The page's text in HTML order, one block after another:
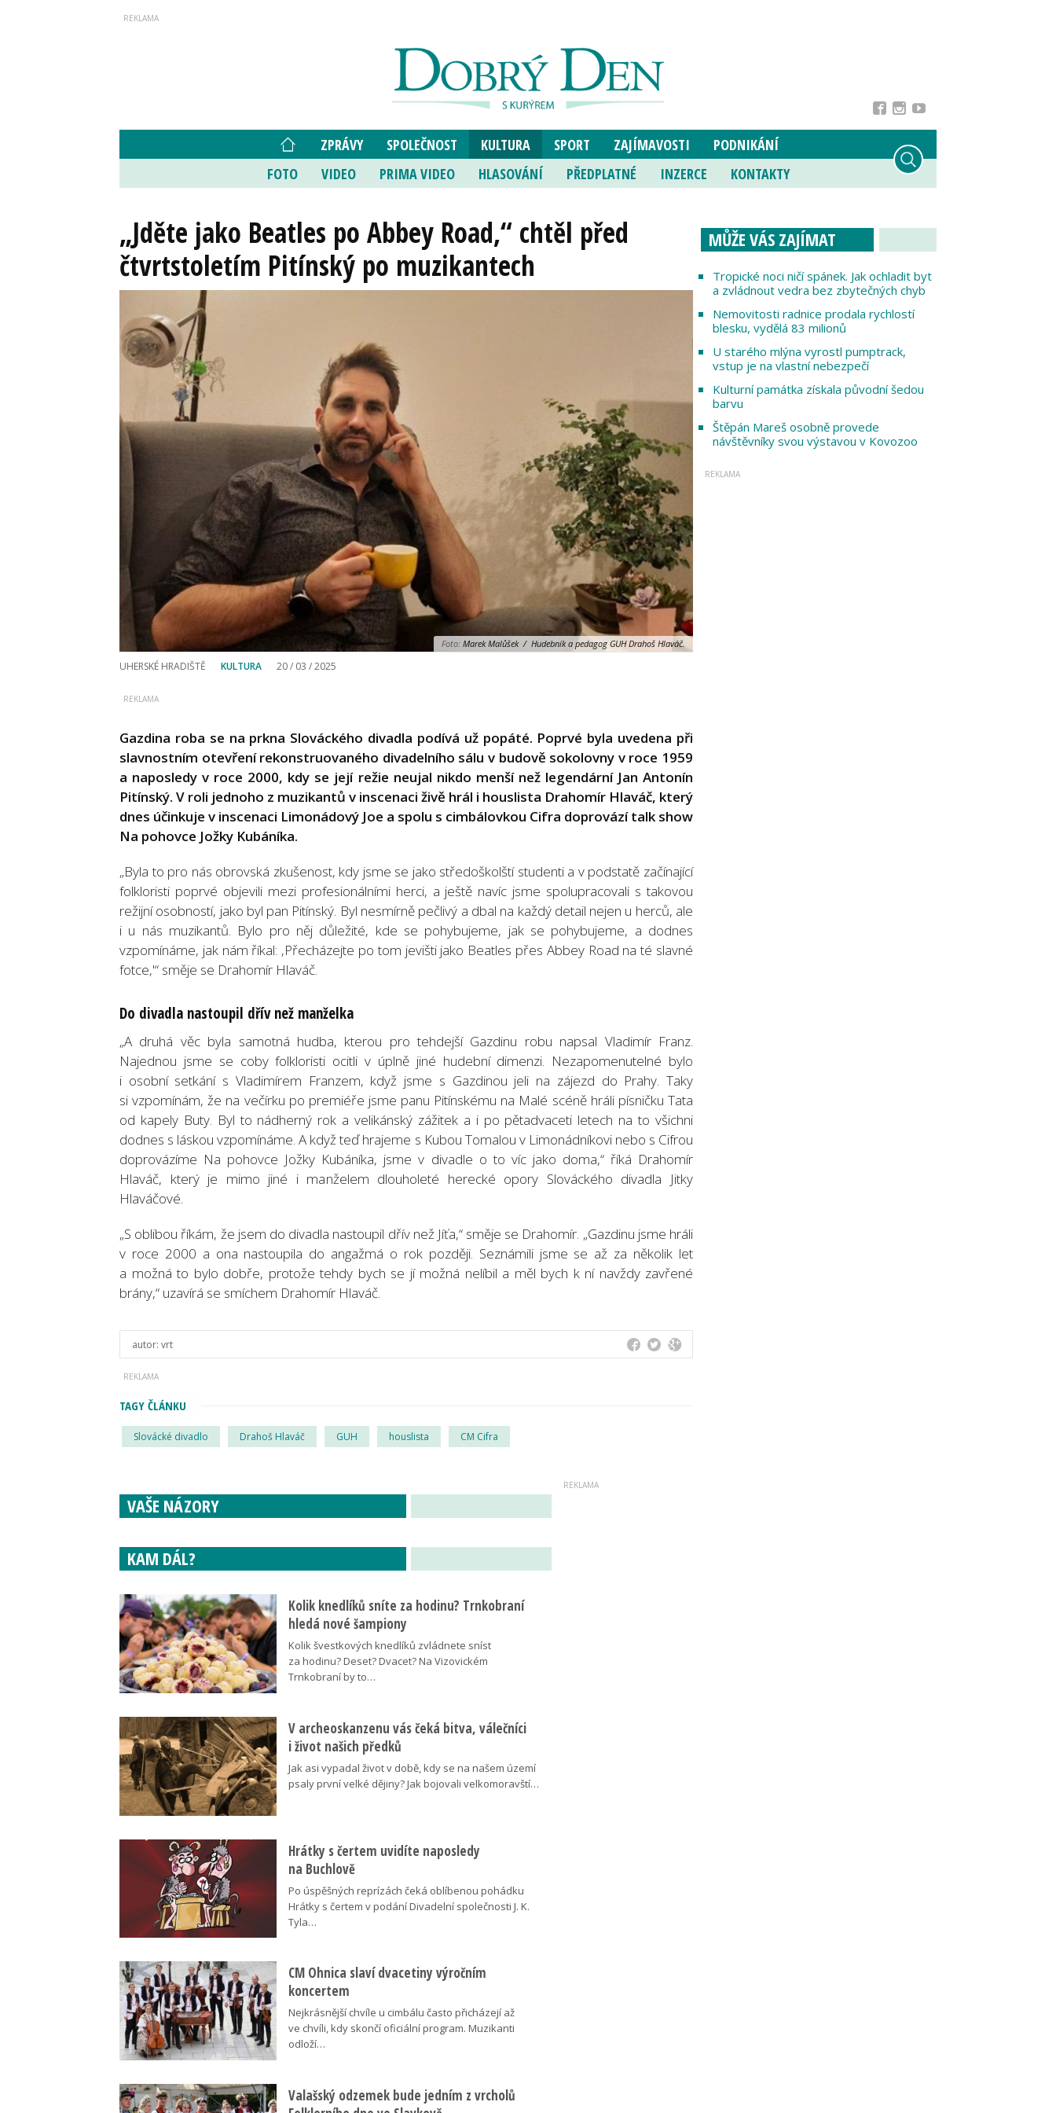
ZPRÁVY SPOLEČNOST KULTURA SPORT ZAJÍMAVOSTI
PODNIKÁNÍ
FOTO
VIDEO PRIMA VIDEO HLASOVÁNÍ PŘEDPLATNÉ INZERCE KONTAKTY
„Jděte jako Beatles po Abbey Road,“ chtěl před
čtvrtstoletím Pitínský po muzikantech
Foto: Marek Malůšek / Hudebník a pedagog GUH Drahoš Hlaváč.
UHERSKÉ HRADIŠTĚ KULTURA 20 / 03 / 2025
Gazdina roba se na prkna Slováckého divadla podívá už popáté. Poprvé byla uvedena při
slavnostním otevření rekonstruovaného divadelního sálu v budově sokolovny v roce 1959
a naposledy v roce 2000, kdy se její režie neujal nikdo menší než legendární Jan Antonín
Pitínský. V roli jednoho z muzikantů v inscenaci živě hrál i houslista Drahomír Hlaváč, který
dnes účinkuje v inscenaci Limonádový Joe a spolu s cimbálovkou Cifra doprovází talk show
Na pohovce Jožky Kubáníka.
„Byla to pro nás obrovská zkušenost, kdy jsme se jako středoškolští studenti a v podstatě začínající
folkloristi poprvé objevili mezi profesionálními herci, a ještě navíc jsme spolupracovali s takovou
režijní osobností, jako byl pan Pitínský. Byl nesmírně pečlivý a dbal na každý detail nejen u herců, ale
i u nás muzikantů. Bylo pro něj důležité, kde se pohybujeme, jak se pohybujeme, a dodnes
vzpomínáme, jak nám říkal: ‚Přecházejte po tom jevišti jako Beatles přes Abbey Road na té slavné
fotce,'“ směje se Drahomír Hlaváč.
Do divadla nastoupil dřív než manželka
„A druhá věc byla samotná hudba, kterou pro tehdejší Gazdinu robu napsal Vladimír Franz.
Najednou jsme se coby folkloristi ocitli v úplně jiné hudební dimenzi. Nezapomenutelné bylo
i osobní setkání s Vladimírem Franzem, když jsme s Gazdinou jeli na zájezd do Prahy. Taky
si vzpomínám, že na večírku po premiéře jsme panu Pitínskému na Malé scéně hráli písničku Tata
od kapely Buty. Byl to nádherný rok a velikánský zážitek a i po pětadvaceti letech na to všichni
dodnes s láskou vzpomínáme. A když teď hrajeme s Kubou Tomalou v Limonádníkovi nebo s Cifrou
doprovázíme Na pohovce Jožky Kubáníka, jsme v divadle o to víc jako doma,“ říká Drahomír
Hlaváč, který je mimo jiné i manželem dlouholeté herecké opory Slováckého divadla Jitky
Hlaváčové.
„S oblibou říkám, že jsem do divadla nastoupil dřív než Jíťa,“ směje se Drahomír. „Gazdinu jsme hráli
v roce 2000 a ona nastoupila do angažmá o rok později. Seznámili jsme se až za několik let
a možná to bylo dobře, protože tehdy bych se jí možná nelíbil a měl bych k ní navždy zavřené
brány,“ uzavírá se smíchem Drahomír Hlaváč.
autor: vrt
TAGY ČLÁNKU
Slovácké divadlo Drahoš Hlaváč GUH houslista CM Cifra
MŮŽE VÁS ZAJÍMAT
Tropické noci ničí spánek. Jak ochladit byt
a zvládnout vedra bez zbytečných chyb
Nemovitosti radnice prodala rychlostí
blesku, vydělá 83 milionů
U starého mlýna vyrostl pumptrack,
vstup je na vlastní nebezpečí
Kulturní památka získala původní šedou
barvu
Štěpán Mareš osobně provede
návštěvníky svou výstavou v Kovozoo
VAŠE NÁZORY
KAM DÁL?
Kolik knedlíků sníte za hodinu? Trnkobraní
hledá nové šampiony
Kolik švestkových knedlíků zvládnete sníst
za hodinu? Deset? Dvacet? Na Vizovickém
Trnkobraní by to…
V archeoskanzenu vás čeká bitva, válečníci
i život našich předků
Jak asi vypadal život v době, kdy se na našem území
psaly první velké dějiny? Jak bojovali velkomoravští…
Hrátky s čertem uvidíte naposledy
na Buchlově
Po úspěšných reprízách čeká oblíbenou pohádku
Hrátky s čertem v podání Divadelní společnosti J. K.
Tyla…
CM Ohnica slaví dvacetiny výročním
koncertem
Nejkrásnější chvíle u cimbálu často přicházejí až
ve chvíli, kdy skončí oficiální program. Muzikanti
odloží…
Valašský odzemek bude jedním z vrcholů